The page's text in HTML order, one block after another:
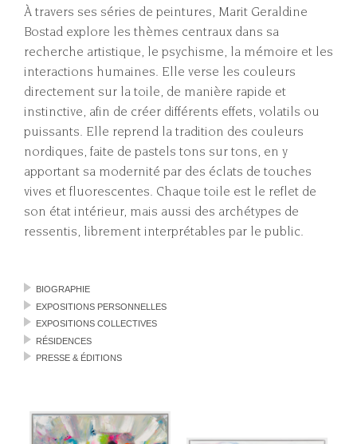
À travers ses séries de peintures, Marit Geraldine
Bostad explore les thèmes centraux dans sa
recherche artistique, le psychisme, la mémoire et les
interactions humaines. Elle verse les couleurs
directement sur la toile, de manière rapide et
instinctive, afin de créer différents effets, volatils ou
puissants. Elle reprend la tradition des couleurs
nordiques, faite de pastels tons sur tons, en y
apportant sa modernité par des éclats de touches
vives et fluorescentes. Chaque toile est le reflet de
son état intérieur, mais aussi des archétypes de
ressentis, librement interprétables par le public.
BIOGRAPHIE
EXPOSITIONS PERSONNELLES
EXPOSITIONS COLLECTIVES
RÉSIDENCES
PRESSE & ÉDITIONS